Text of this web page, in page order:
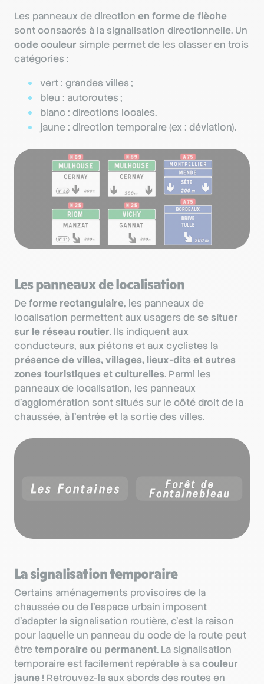
Les panneaux de direction en forme de flèche
sont consacrés à la signalisation directionnelle. Un
code couleur simple permet de les classer en trois
catégories :
vert : grandes villes ;
bleu : autoroutes ;
blanc : directions locales.
jaune : direction temporaire (ex : déviation).
Les panneaux de localisation
Deforme rectangulaire, les panneaux de
localisation permettent aux usagers dese situer
sur le réseau routier. Ils indiquent aux
conducteurs, aux piétons et aux cyclistes la
présence de villes, villages, lieux-dits et autres
zones touristiques et culturelles. Parmi les
panneaux de localisation, les panneaux
d’agglomération sont situés sur le côté droit de la
chaussée, à l’entrée et la sortie des villes.
La signalisation temporaire
Certains aménagements provisoires de la
chaussée ou de l’espace urbain imposent
d’adapter la signalisation routière, c’est la raison
pour laquelle un panneau du code de la route peut
êtretemporaireou permanent. La signalisation
temporaire est facilement repérable à sacouleur
jaune! Retrouvez-la aux abords des routes en